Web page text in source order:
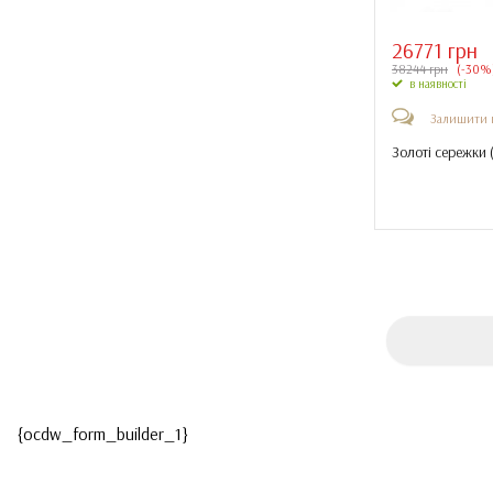
26771 грн
38244 грн (-
в наявності
Залишити
Золоті сережки (
{ocdw_form_builder_1}